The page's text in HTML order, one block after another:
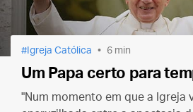
Igreja Católica 6 min
Um Papa certo para
"Num momento em que a Igreja